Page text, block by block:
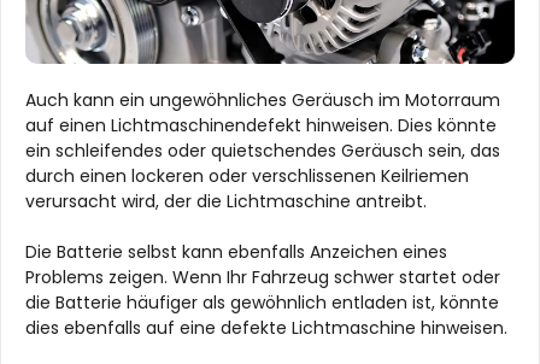
Auch kann ein ungewöhnliches Geräusch im Motorraum
auf einen Lichtmaschinendefekt hinweisen. Dies könnte
ein schleifendes oder quietschendes Geräusch sein, das
durch einen lockeren oder verschlissenen Keilriemen
verursacht wird, der die Lichtmaschine antreibt.
Die Batterie selbst kann ebenfalls Anzeichen eines
Problems zeigen. Wenn Ihr Fahrzeug schwer startet oder
die Batterie häufiger als gewöhnlich entladen ist, könnte
dies ebenfalls auf eine defekte Lichtmaschine hinweisen.